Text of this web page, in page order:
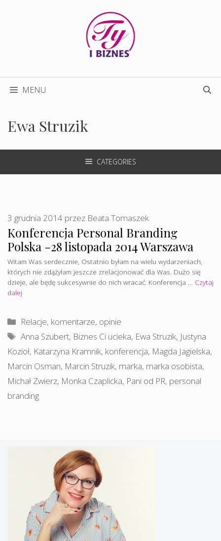
MENU
Ewa Struzik
CATEGORIES
Konferencja Personal Branding
Polska -28 listopada 2014 Warszawa
3 grudnia 2014 przez Beata Tomaszek
Witam Was serdecznie, Ostatnio byłam na wielu wydarzeniach,
których nie zdążyłam jeszcze zrelacjonować dla Was. Dużo się
dzieje, ale będę sukcesywnie do nich wracać. Konferencja … Czytaj
dalej
Kategorie
Relacje, komentarze, opinie
Tagi
Anna Szubert, Biznes Ci ucieka, Ewa Struzik, Justyna
Kozioł, Katarzyna Kramnik, konferencja, Magda Jagielska,
Marcin Osman, Marcin Struzik, marka, marka osobista,
Michał Zwierz, Monka Czaplicka, Pani od PR, personal
branding